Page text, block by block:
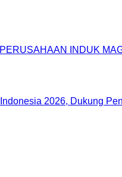
INDUK
2026, Dukung